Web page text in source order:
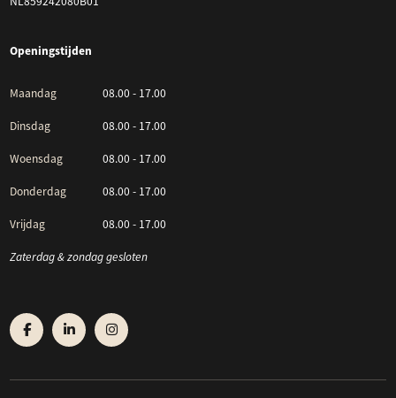
Openingstijden
Maandag 08.00 - 17.00
Dinsdag 08.00 - 17.00
Woensdag 08.00 - 17.00
Donderdag 08.00 - 17.00
Vrijdag 08.00 - 17.00
Zaterdag & zondag gesloten